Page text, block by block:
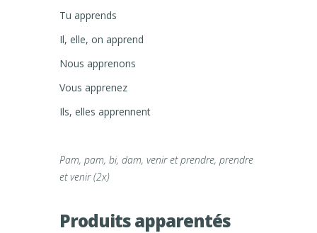
Tu apprends
Il, elle, on apprend
Nous apprenons
Vous apprenez
Ils, elles apprennent
Pam, pam, bi, dam, venir et prendre, prendre
et venir (2x)
Produits apparentés